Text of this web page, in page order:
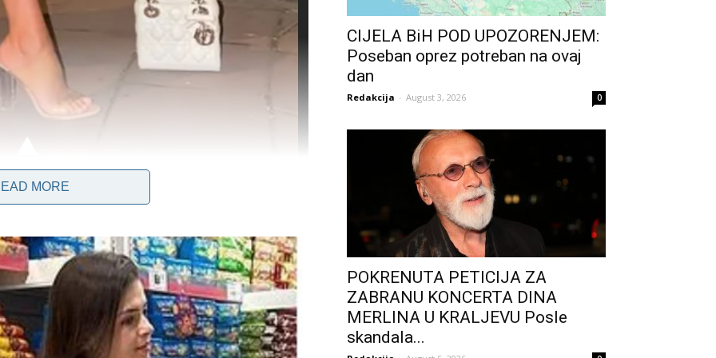
MORE
CIJELA BiH POD UPOZORENJEM:
Poseban oprez potreban na ovaj
dan
Redakcija - August 3, 2026 0
POKRENUTA PETICIJA ZA
ZABRANU KONCERTA DINA
MERLINA U KRALJEVU Posle
skandala...